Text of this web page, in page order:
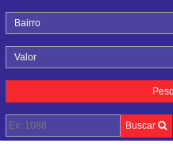
Bairro
Valor
Buscar